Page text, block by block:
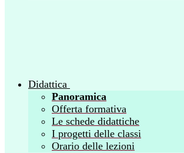
Didattica
Panoramica
Offerta formativa
Le schede didattiche
I progetti delle classi
Orario delle lezioni